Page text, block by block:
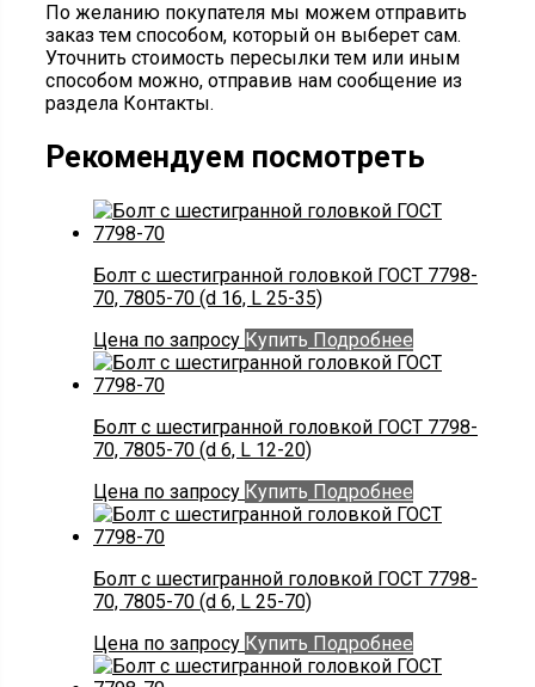
По желанию покупателя мы можем отправить
заказ тем способом, который он выберет сам.
Уточнить стоимость пересылки тем или иным
способом можно, отправив нам сообщение из
раздела Контакты.
Рекомендуем посмотреть
Болт с шестигранной головкой ГОСТ 7798-
70, 7805-70 (d 16, L 25-35)
Цена по запросу Купить Подробнее
Болт с шестигранной головкой ГОСТ 7798-
70, 7805-70 (d 6, L 12-20)
Цена по запросу Купить Подробнее
Болт с шестигранной головкой ГОСТ 7798-
70, 7805-70 (d 6, L 25-70)
Цена по запросу Купить Подробнее